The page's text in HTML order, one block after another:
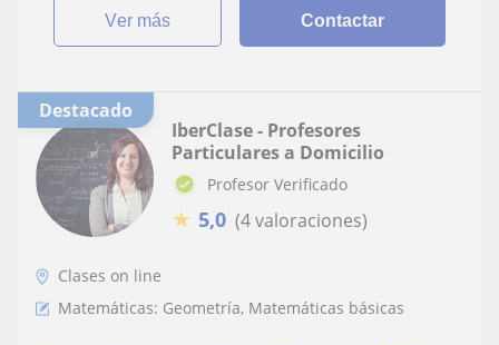
ver más Contactar
Destacado
IberClase - Profesores
Particulares a Domicilio
Profesor Verificado
★ 5,0 (4 valoraciones)
Clases on line
Matemáticas: Geometría, Matemáticas básicas